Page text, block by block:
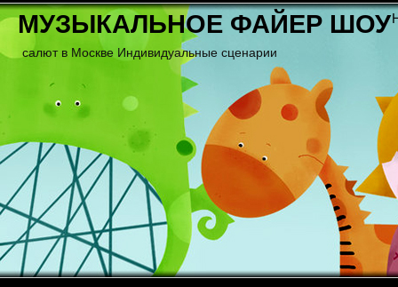
МУЗЫКАЛЬНОЕ ФАЙЕР ШОУ
салют в Москве Индивидуальные сценарии